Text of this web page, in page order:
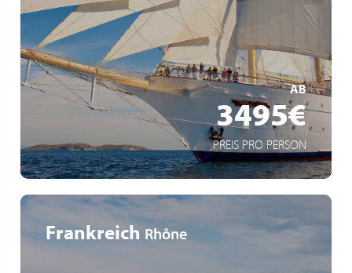
AB
3495€
PREIS PRO PERSON
Une ambiance intimiste
Régate au large de Saint-Tropez
MEHR ERFAHREN
Frankreich Rhône